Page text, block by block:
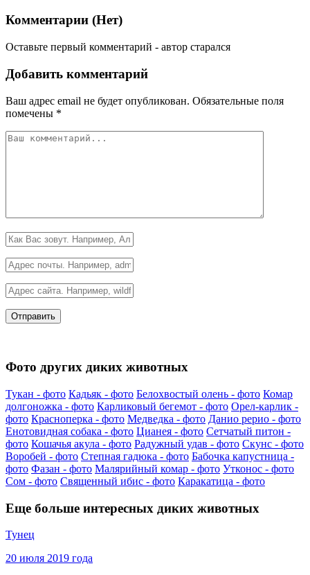
Комментарии (Нет)
Оставьте первый комментарий - автор старался
Добавить комментарий
Ваш адрес email не будет опубликован. Обязательные поля
помечены *
Фото других диких животных
Тукан - фото Кадьяк - фото Белохвостый олень - фото Комар
долгоножка - фото Карликовый бегемот - фото Орел-карлик -
фото Красноперка - фото Медведка - фото Данио рерио - фото
Енотовидная собака - фото Цианея - фото Сетчатый питон -
фото Кошачья акула - фото Радужный удав - фото Скунс - фото
Воробей - фото Степная гадюка - фото Бабочка капустница -
фото Фазан - фото Малярийный комар - фото Утконос - фото
Сом - фото Священный ибис - фото Каракатица - фото
Еще больше интересных диких животных
Тунец
20 июля 2019 года